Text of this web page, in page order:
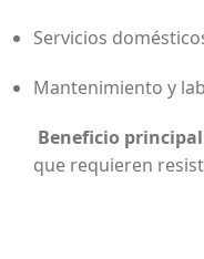
Servicios
Mantenimiento y
Beneficio
que requieren